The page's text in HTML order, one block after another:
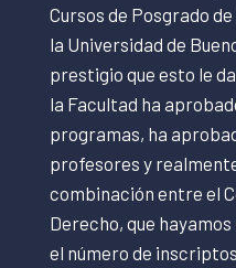
Cursos de Posgrado
la Universidad de
prestigio que esto le
la Facultad ha
programas, ha
profesores y
combinación entre el
Derecho, que
el número de